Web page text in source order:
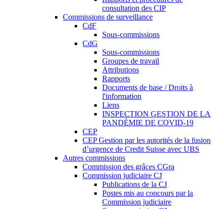
consultation des CIP
Commissions de surveillance
CdF
Sous-commissions
CdG
Sous-commissions
Groupes de travail
Attributions
Rapports
Documents de base / Droits à
l'information
Liens
INSPECTION GESTION DE LA
PANDÉMIE DE COVID-19
CEP
CEP Gestion par les autorités de la fusion
d’urgence de Credit Suisse avec UBS
Autres commissions
Commission des grâces CGra
Commission judiciaire CJ
Publications de la CJ
Postes mis au concours par la
Commission judiciaire